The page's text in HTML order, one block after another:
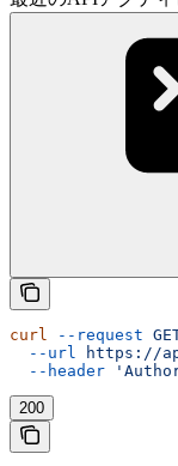
curl --request
  --url
https://
  --header
200